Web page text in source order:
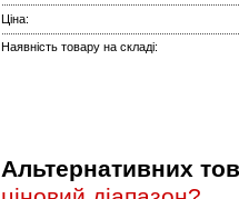
Ціна:
Наявність товару на складі:
Альтернативних